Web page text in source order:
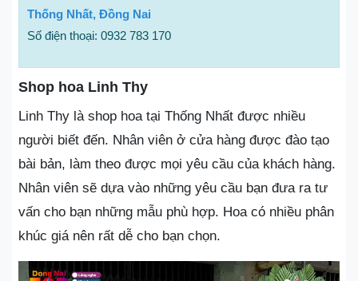
Thống Nhất, Đồng Nai
Số điện thoại: 0932 783 170
Shop hoa Linh Thy
Linh Thy là shop hoa tại Thống Nhất được nhiều
người biết đến. Nhân viên ở cửa hàng được đào tạo
bài bản, làm theo được mọi yêu cầu của khách hàng.
Nhân viên sẽ dựa vào những yêu cầu bạn đưa ra tư
vấn cho bạn những mẫu phù hợp. Hoa có nhiều phân
khúc giá nên rất dễ cho bạn chọn.